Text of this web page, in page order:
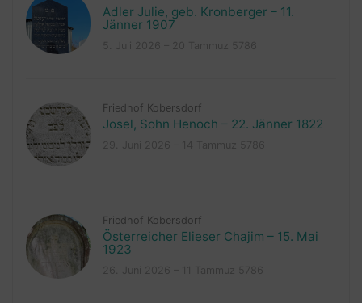
Adler Julie, geb. Kronberger – 11.
Jänner 1907
Friedhof Kobersdorf
Josel, Sohn Henoch – 22. Jänner 1822
Friedhof Kobersdorf
Österreicher Elieser Chajim – 15. Mai
1923